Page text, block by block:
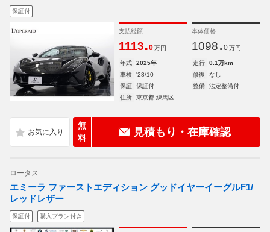
保証付
支払総額
1113.0 万円
本体価格
1098. 0 万円
年式 2025年 走行
0.1万km
車検
'28/10 修復
なし
保証
保証付 整備
法定整備付
住所
東京都 練馬区
無
料
見積もり・在庫確認
ロータス
エミーラ ファーストエディション グッドイヤーイーグルF1/
レッドレザー
保証付 購入プラン付き